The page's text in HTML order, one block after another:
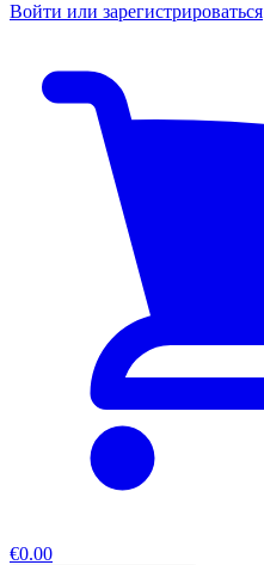
Войти или зарегистрироваться
€0.00